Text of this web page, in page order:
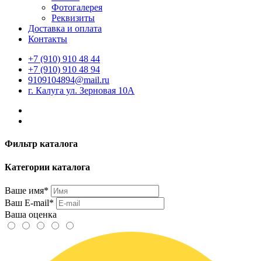
Фотогалерея
Реквизиты
Доставка и оплата
Контакты
+7 (910) 910 48 44
+7 (910) 910 48 94
9109104894@mail.ru
г. Калуга ул. Зерновая 10А
Фильтр каталога
Категории каталога
Ваше имя*
Ваш E-mail*
Ваша оценка